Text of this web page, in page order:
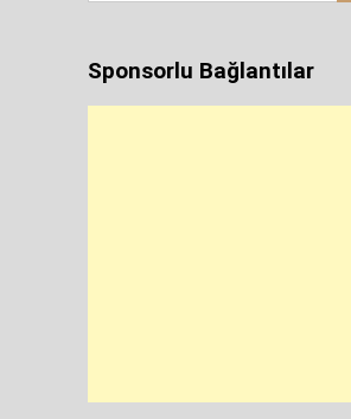
Sponsorlu Bağlantılar